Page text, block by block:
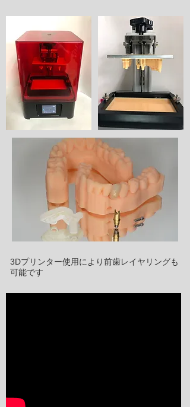
3Dプリンター使用により前歯レイヤリングも
可能です